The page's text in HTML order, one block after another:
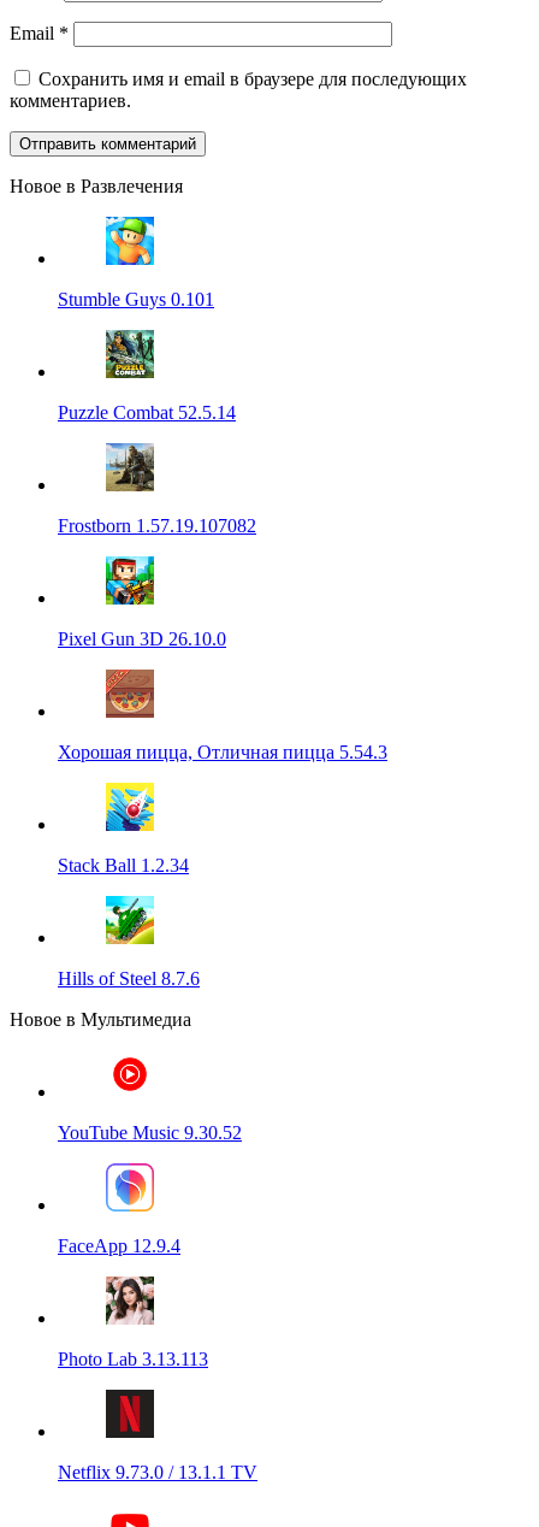
Email *
Сохранить имя и email в браузере для последующих
комментариев.
Новое в Развлечения
Stumble Guys 0.101
Puzzle Combat 52.5.14
Frostborn 1.57.19.107082
Pixel Gun 3D 26.10.0
Хорошая пицца, Отличная пицца 5.54.3
Stack Ball 1.2.34
Hills of Steel 8.7.6
Новое в Мультимедиа
YouTube Music 9.30.52
FaceApp 12.9.4
Photo Lab 3.13.113
Netflix 9.73.0 / 13.1.1 TV